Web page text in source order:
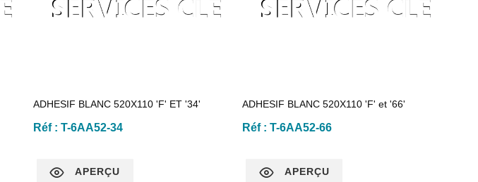
APERÇU
ADHESIF BLANC 520X110 'F' ET '34'
Réf : T-6AA52-34
APERÇU
ADHESIF BLANC 520X110 'F' et '66'
Réf :T-6AA52-66